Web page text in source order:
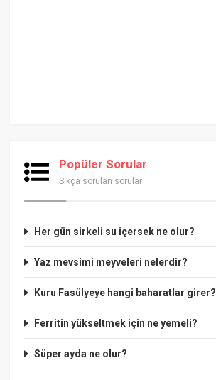
Popüler Sorular
Sıkça sorulan sorular
Her gün sirkeli su içersek ne olur?
Yaz mevsimi meyveleri nelerdir?
Kuru Fasülyeye hangi baharatlar girer?
Ferritin yükseltmek için ne yemeli?
Süper ayda ne olur?